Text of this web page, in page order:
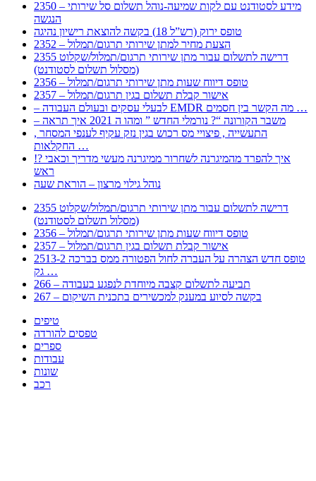
2350 – מידע לסטודנט עם לקות שמיעה-נוהל תשלום סל שירותי
הנגשה
טופס ירוק (רש”ל 18) בקשה להוצאת רישיון נהיגה
2352 – הצעת מחיר למתן שירותי תרגום/תמלול
2355 דרישה לתשלום עבור מתן שירותי תרגום/תמלול/שקלוט
(מסלול תשלום לסטודנט)
2356 – טופס דיווח שעות מתן שירותי תרגום/תמלול
2357 – אישור קבלת תשלום בגין תרגום/תמלול
– לבעלי עסקים ובעולם העבודה EMDR מה הקשר בין חסמים …
– משבר הקורונה “? נורמלי החדש ” ומהו ה 2021 איך תראה
, התעשייה , פיצויי מס רכוש בגין נזק עקיף לענפי המסחר
החקלאות …
!? איך להפרד מהמיגרנה לשחרור ממיגרנה מעשי מדריך וכאבי
ראש
נוהל גילוי מרצון – הוראת שעה
2355 דרישה לתשלום עבור מתן שירותי תרגום/תמלול/שקלוט
(מסלול תשלום לסטודנט)
2356 – טופס דיווח שעות מתן שירותי תרגום/תמלול
2357 – אישור קבלת תשלום בגין תרגום/תמלול
2513-2 טופס חדש הצהרה על העברה לחול הפטורה ממס בברכה
גק …
266 – תביעה לתשלום קצבה מיוחדת לנפגע בעבודה
267 – בקשה לסיוע במענק למכשירים בתכנית השיקום
טיפים
טפסים להורדה
ספרים
עבודות
שונות
רכב